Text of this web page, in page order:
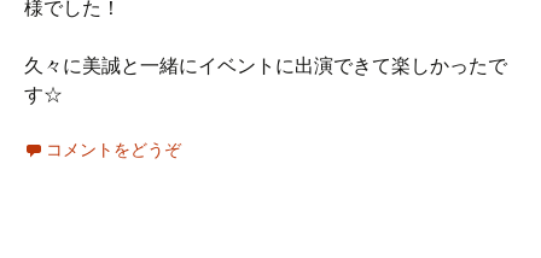
様でした！
久々に美誠と一緒にイベントに出演できて楽しかったで
す☆
コメントをどうぞ